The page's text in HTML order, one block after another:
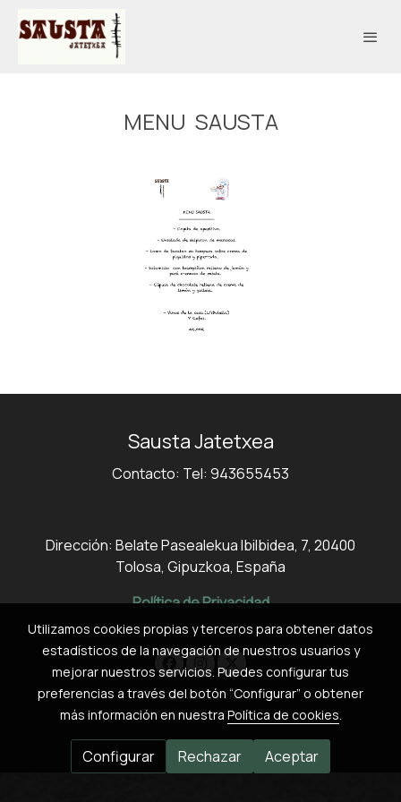
MENU SAUSTA
Sausta Jatetxea
Contacto: Tel: 943655453
Dirección: Belate Pasealekua Ibilbidea, 7, 20400
Tolosa, Gipuzkoa, España
Política de Privacidad
Política de cookies
Gestión de cookies
Utilizamos cookies propias y terceros para obtener datos
estadísticos de la navegación de nuestros usuarios y
mejorar nuestros servicios. Puedes configurar tus
preferencias a través del botón “Configurar” o obtener
más información en nuestra Política de cookies.
Configurar Rechazar Aceptar